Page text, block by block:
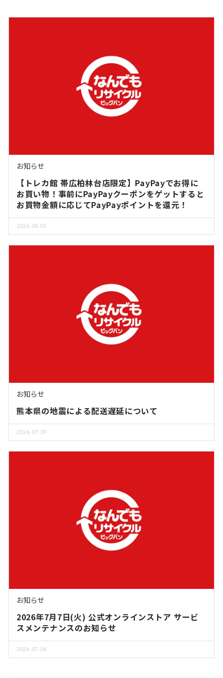
お知らせ
【トレカ館 帯広柏林台店限定】PayPayでお得に
お買い物！事前にPayPayクーポンをゲットすると
お買物金額に応じてPayPayポイントを還元！
2026.08.01
お知らせ
熊本県の地震による配送遅延について
2026.07.29
お知らせ
2026年7月7日(火) 公式オンラインストア サービ
スメンテナンスのお知らせ
2026.07.04